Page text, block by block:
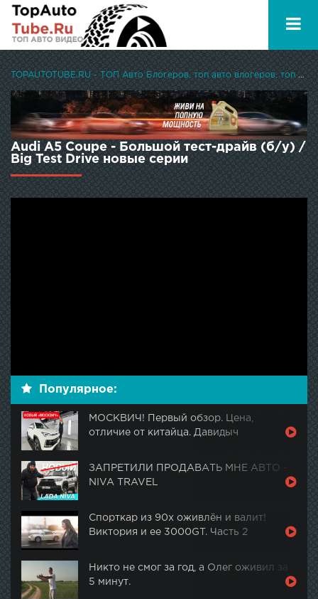
TOPAUTOTUBE.RU - ТОП Авто Блогеров, топ авто влогеров, топ авто ютуберов
Audi A5 Coupe - Большой тест-драйв (б/у) /
Big Test Drive новые серии
Популярное:
МОСКВИЧ! Первый обзор. Цена,
отличие от китайца. Давидыч
ЗАПРЕТИЛИ ПРОДАВАТЬ МНЕ АВТО -
NIVA TRAVEL
Спорткар из 90х оживлён и валит!
Виктория и ее 3000GT. Часть 2
Никто не смог за год, а Олег оживил за
5 минут.